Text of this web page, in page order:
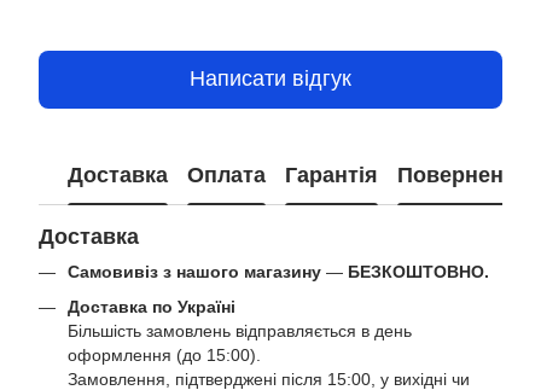
Написати відгук
Доставка Оплата Гарантія Повернення
Доставка
Самовивіз з нашого магазину — БЕЗКОШТОВНО.
Доставка по Україні
Більшість замовлень відправляється в день
оформлення (до 15:00).
Замовлення, підтверджені після 15:00, у вихідні чи